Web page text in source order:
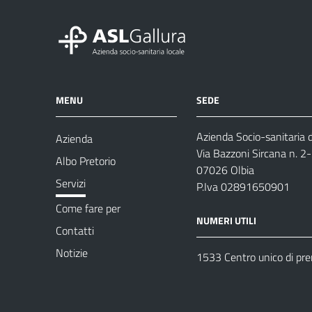
MENU
Azienda
Albo Pretorio
Servizi
Come fare per
Contatti
Notizie
SEDE
Azienda Socio-sanitaria
Via Bazzoni Sircana n.
07026 Olbia
P.Iva 02891650901
NUMERI UTILI
1533 Centro unico di